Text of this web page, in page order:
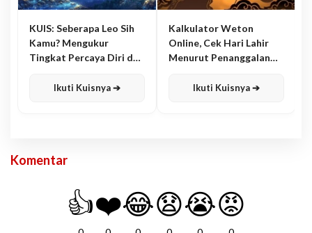
KUIS: Seberapa Leo Sih
Kamu? Mengukur
Tingkat Percaya Diri dan
Ikuti Kuisnya ➔
Kalkulator Weton
Online, Cek Hari Lahir
Menurut Penanggalan
Ikuti Kuisnya ➔
Komentar
👍❤️😂😧😭😡